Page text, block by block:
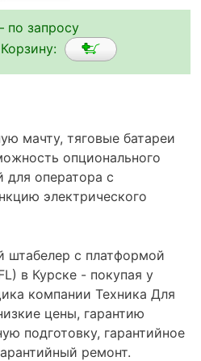
по запросу
мачту, тяговые батареи
опционального
оператора с
электрического
штабелер с платформой
в Курске - покупая у
компании Техника Для
цены, гарантию
подготовку, гарантийное
ремонт.